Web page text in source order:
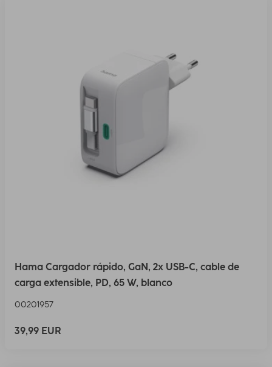
Hama Cargador rápido, GaN, 2x USB-C, cable de
carga extensible, PD, 65 W, blanco
00201957
39,99 EUR